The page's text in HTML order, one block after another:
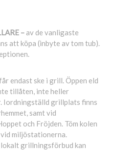
– av de vanligaste
att köpa (inbyte av tom tub).
endast ske i grill. Öppen eld
tillåten, inte heller
Iordningställd grillplats finns
samt vid
och Fröjden. Töm kolen
miljöstationerna.
grillningsförbud kan